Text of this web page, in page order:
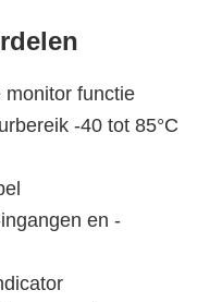
monitor functie
-40 tot 85°C
en -